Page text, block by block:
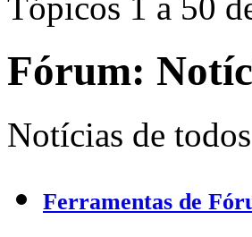
Fórum:
Notícias de
Ferramentas de